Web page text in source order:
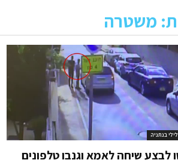
משטרה
בנתניה
לבצע שיחה לאמא וגנבו טלפונים